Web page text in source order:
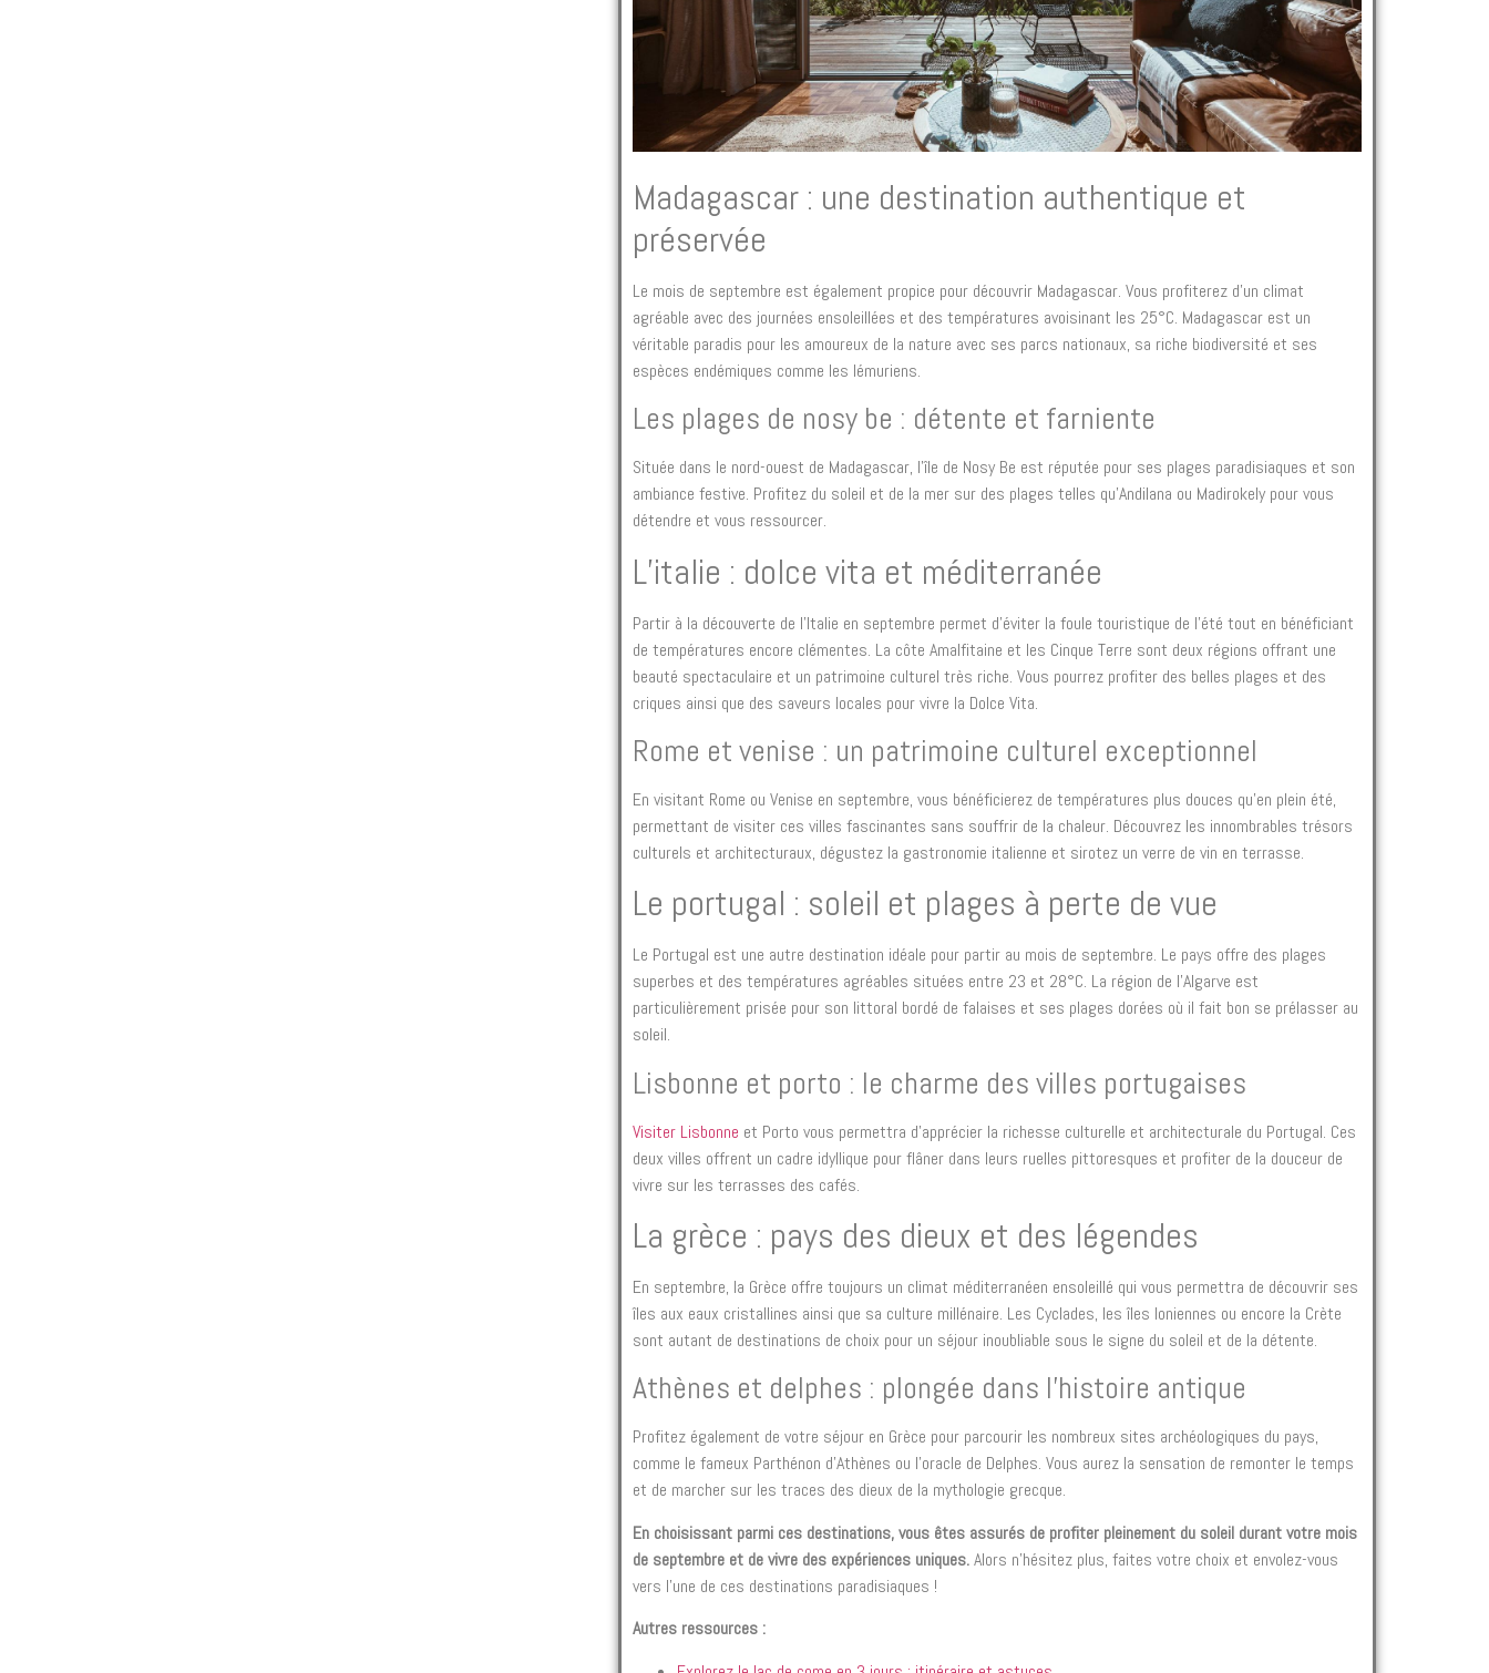
Madagascar : une destination authentique et
préservée
Le mois de septembre est également propice pour découvrir Madagascar. Vous profiterez d’un climat
agréable avec des journées ensoleillées et des températures avoisinant les 25°C. Madagascar est un
véritable paradis pour les amoureux de la nature avec ses parcs nationaux, sa riche biodiversité et ses
espèces endémiques comme les lémuriens.
Les plages de nosy be : détente et farniente
Située dans le nord-ouest de Madagascar, l’île de Nosy Be est réputée pour ses plages paradisiaques et son
ambiance festive. Profitez du soleil et de la mer sur des plages telles qu’Andilana ou Madirokely pour vous
détendre et vous ressourcer.
L’italie : dolce vita et méditerranée
Partir à la découverte de l’Italie en septembre permet d’éviter la foule touristique de l’été tout en bénéficiant
de températures encore clémentes. La côte Amalfitaine et les Cinque Terre sont deux régions offrant une
beauté spectaculaire et un patrimoine culturel très riche. Vous pourrez profiter des belles plages et des
criques ainsi que des saveurs locales pour vivre la Dolce Vita.
Rome et venise : un patrimoine culturel exceptionnel
En visitant Rome ou Venise en septembre, vous bénéficierez de températures plus douces qu’en plein été,
permettant de visiter ces villes fascinantes sans souffrir de la chaleur. Découvrez les innombrables trésors
culturels et architecturaux, dégustez la gastronomie italienne et sirotez un verre de vin en terrasse.
Le portugal : soleil et plages à perte de vue
Le Portugal est une autre destination idéale pour partir au mois de septembre. Le pays offre des plages
superbes et des températures agréables situées entre 23 et 28°C. La région de l’Algarve est
particulièrement prisée pour son littoral bordé de falaises et ses plages dorées où il fait bon se prélasser au
soleil.
Lisbonne et porto : le charme des villes portugaises
Visiter Lisbonne et Porto vous permettra d’apprécier la richesse culturelle et architecturale du Portugal. Ces
deux villes offrent un cadre idyllique pour flâner dans leurs ruelles pittoresques et profiter de la douceur de
vivre sur les terrasses des cafés.
La grèce : pays des dieux et des légendes
En septembre, la Grèce offre toujours un climat méditerranéen ensoleillé qui vous permettra de découvrir ses
îles aux eaux cristallines ainsi que sa culture millénaire. Les Cyclades, les îles Ioniennes ou encore la Crète
sont autant de destinations de choix pour un séjour inoubliable sous le signe du soleil et de la détente.
Athènes et delphes : plongée dans l’histoire antique
Profitez également de votre séjour en Grèce pour parcourir les nombreux sites archéologiques du pays,
comme le fameux Parthénon d’Athènes ou l’oracle de Delphes. Vous aurez la sensation de remonter le temps
et de marcher sur les traces des dieux de la mythologie grecque.
En choisissant parmi ces destinations, vous êtes assurés de profiter pleinement du soleil durant votre mois
de septembre et de vivre des expériences uniques.Alors n’hésitez plus, faites votre choix et envolez-vous
vers l’une de ces destinations paradisiaques !
Autres ressources :